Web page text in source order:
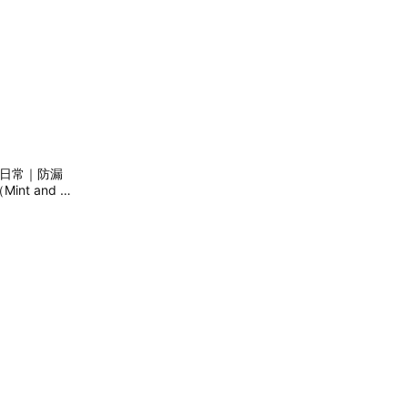
常｜防漏
Mint and Pi
茶拿鐵咖